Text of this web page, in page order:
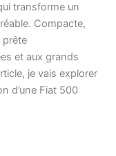
transforme un
Compacte,
prête
et aux grands
je vais explorer
d’une Fiat 500